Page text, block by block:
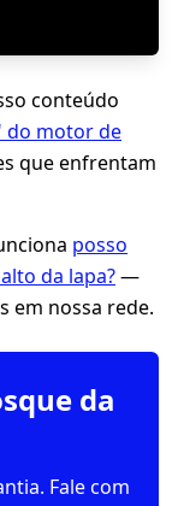
conteúdo
do motor de
que enfrentam
posso
da lapa?—
em nossa rede.
da
Fale com